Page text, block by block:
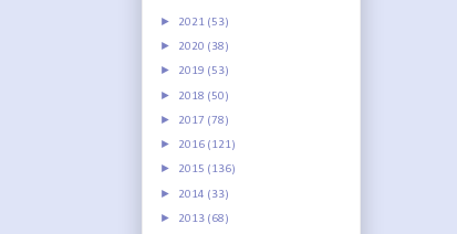
► 2021 (53)
► 2020 (38)
► 2019 (53)
► 2018 (50)
► 2017 (78)
► 2016 (121)
► 2015 (136)
► 2014 (33)
► 2013 (68)